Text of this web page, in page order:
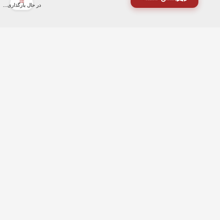
در حال بارگذاری...